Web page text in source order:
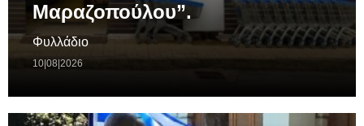
Μαραζοπούλου”.
Φυλλάδιο
10|08|2026